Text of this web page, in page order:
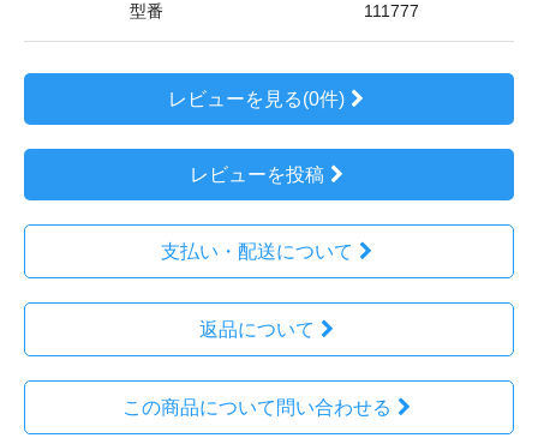
型番 111777
レビューを見る(0件)
レビューを投稿
支払い・配送について
返品について
この商品について問い合わせる